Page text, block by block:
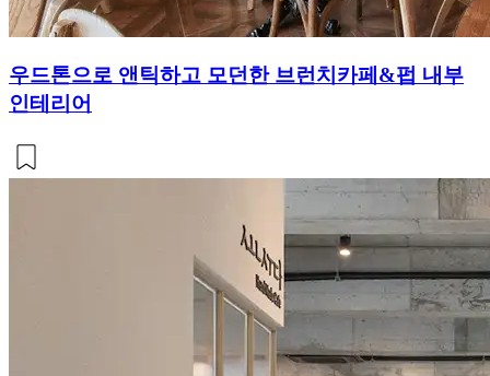
우드톤으로 앤틱하고 모던한 브런치카페&펍 내부
인테리어